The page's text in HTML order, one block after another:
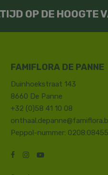
OP DE HOOGTE
FAMIFLORA DE PANNE
Duinhoekstraat 143
8660 De Panne
+32 (0)58 41 10 08
Peppol-nummer: